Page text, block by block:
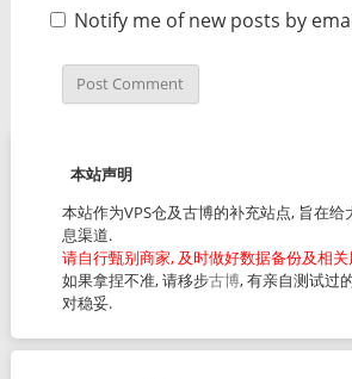
Notify me of new posts by
本站声明
本站作为VPS仓及古博的补充站点, 旨在
息渠道.
请自行甄别商家, 及时做好数据备份及相
如果拿捏不准, 请移步古博, 有亲自测试过
对稳妥.